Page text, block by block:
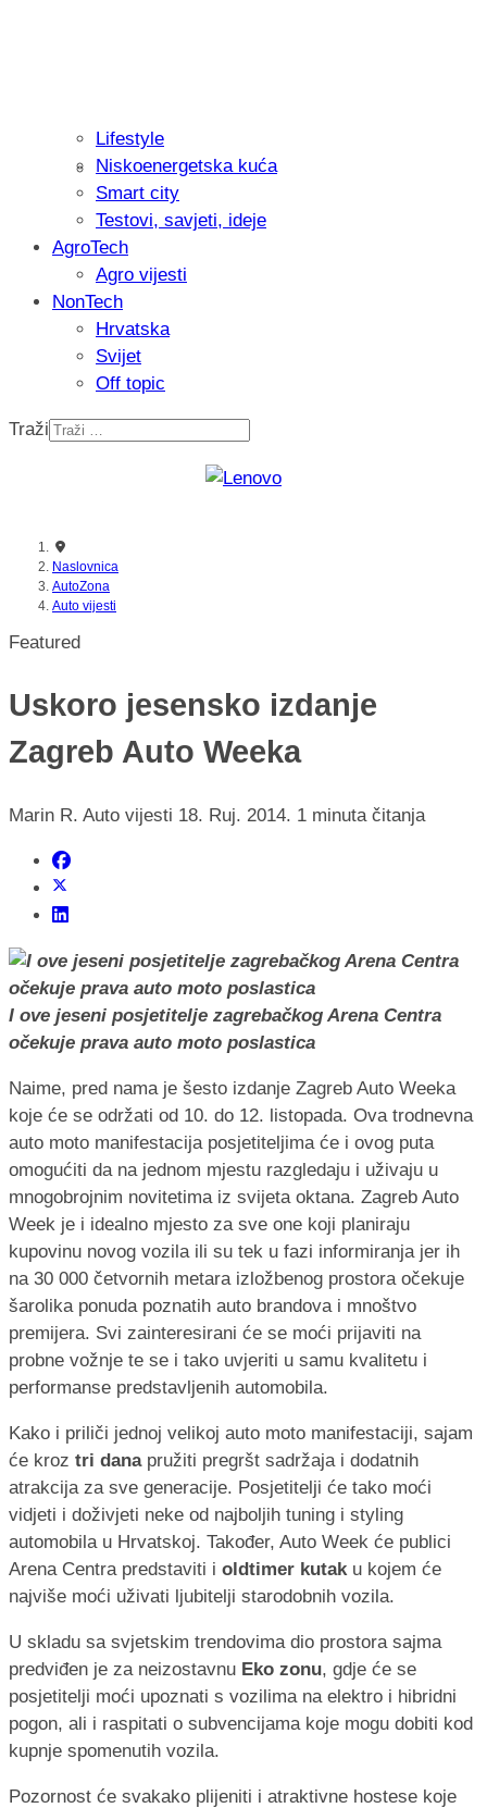
Isprobali smo: Thermostar
Recenzija: Einhell Professional CP-
Lifestyle
Niskoenergetska kuća
Smart city
Testovi, savjeti, ideje
AgroTech
Agro vijesti
NonTech
Hrvatska
Svijet
Off topic
Traži
Naslovnica
AutoZona
Auto vijesti
Featured
Uskoro jesensko izdanje
Zagreb Auto Weeka
Marin R. Auto vijesti 18. Ruj. 2014. 1 minuta čitanja
I ove jeseni posjetitelje zagrebačkog Arena Centra
očekuje prava auto moto poslastica
Naime, pred nama je šesto izdanje Zagreb Auto Weeka
koje će se održati od 10. do 12. listopada. Ova trodnevna
auto moto manifestacija posjetiteljima će i ovog puta
omogućiti da na jednom mjestu razgledaju i uživaju u
mnogobrojnim novitetima iz svijeta oktana. Zagreb Auto
Week je i idealno mjesto za sve one koji planiraju
kupovinu novog vozila ili su tek u fazi informiranja jer ih
na 30 000 četvornih metara izložbenog prostora očekuje
šarolika ponuda poznatih auto brandova i mnoštvo
premijera. Svi zainteresirani će se moći prijaviti na
probne vožnje te se i tako uvjeriti u samu kvalitetu i
performanse predstavljenih automobila.
Kako i priliči jednoj velikoj auto moto manifestaciji, sajam
će kroz tri danapružiti pregršt sadržaja i dodatnih
atrakcija za sve generacije. Posjetitelji će tako moći
vidjeti i doživjeti neke od najboljih tuning i styling
automobila u Hrvatskoj. Također, Auto Week će publici
Arena Centra predstaviti i oldtimer kutaku kojem će
najviše moći uživati ljubitelji starodobnih vozila.
U skladu sa svjetskim trendovima dio prostora sajma
predviđen je za neizostavnu Eko zonu, gdje će se
posjetitelji moći upoznati s vozilima na elektro i hibridni
pogon, ali i raspitati o subvencijama koje mogu dobiti kod
kupnje spomenutih vozila.
Pozornost će svakako plijeniti i atraktivne hostese koje